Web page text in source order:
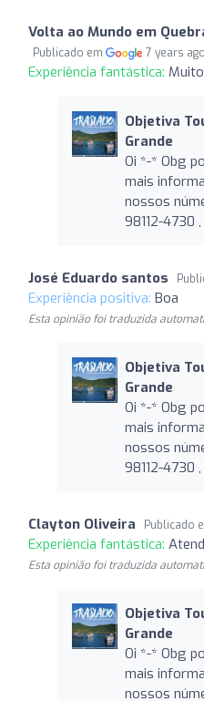
Volta ao Mundo em
Publicado em 7 years ago
Experiência fantástica:
Objetiva
Grande
Oi *-* Obg
mais
nossos
98112-4730
José Eduardo santos
Experiência positiva: Boa
Esta opinião foi traduzida
Objetiva
Grande
Oi *-* Obg
mais
nossos
98112-4730
Clayton Oliveira Publicado
Experiência fantástica:
Esta opinião foi traduzida
Objetiva
Grande
Oi *-* Obg
mais
nossos